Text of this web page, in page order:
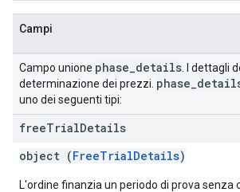
Campi
Campo unione phase details . I dettagli
determinazione dei prezzi. phase
uno dei seguenti tipi:
freeTrialDetails
object (FreeTrialDetails)
L'ordine finanzia un periodo di prova senza